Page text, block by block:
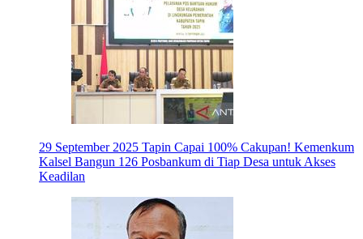
29 September 2025 Tapin Capai 100% Cakupan! Kemenkum
Kalsel Bangun 126 Posbankum di Tiap Desa untuk Akses
Keadilan